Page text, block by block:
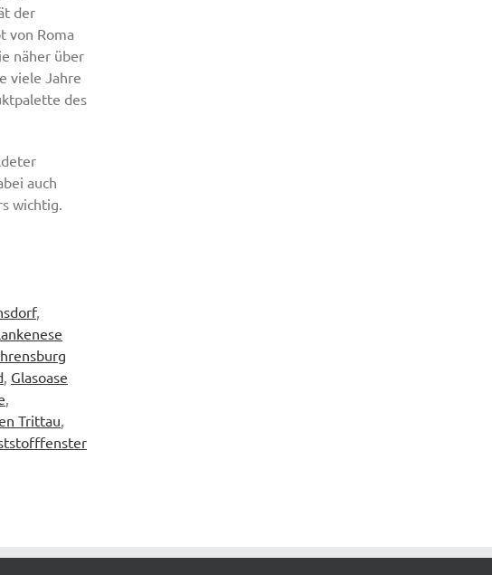
der
von Roma
näher über
viele Jahre
des
auch
wichtig.
,
Glasoase
Trittau